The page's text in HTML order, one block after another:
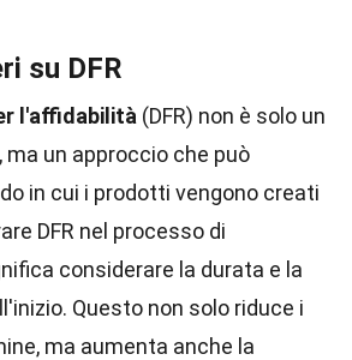
su DFR
l'affidabilità (DFR) non è solo un
un approccio che può
in cui i prodotti vengono creati
DFR nel processo di
considerare la durata e la
Questo non solo riduce i
ma aumenta anche la